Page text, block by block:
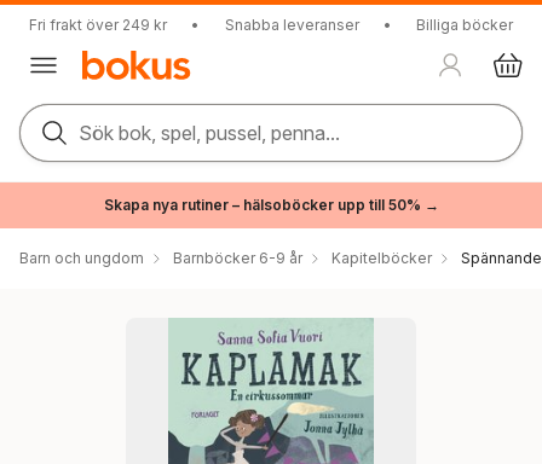
Fri frakt över 249 kr • Snabba leveranser • Billiga böcker
Sök bok, spel, pussel, penna...
Skapa nya rutiner – hälsoböcker upp till 50% →
Barn och ungdom Barnböcker 6-9 år Kapitelböcker